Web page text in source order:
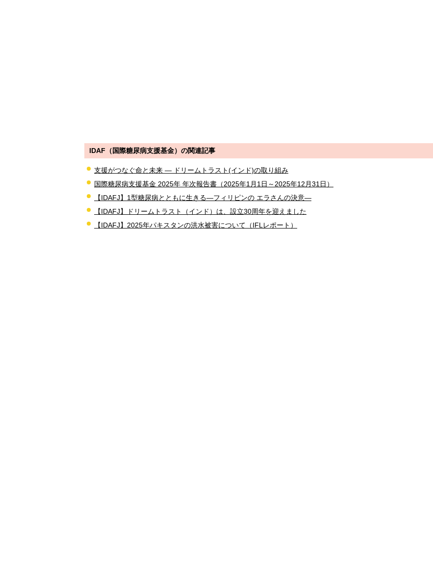
IDAF（国際糖尿病支援基金）の関連記事
支援がつなぐ命と未来 ― ドリームトラスト(インド)の取り組み
国際糖尿病支援基金 2025年 年次報告書（2025年1月1日～2025年12月31日）
【IDAFJ】1型糖尿病とともに生きる―フィリピンの エラさんの決意―
【IDAFJ】ドリームトラスト（インド）は、設立30周年を迎えました
【IDAFJ】2025年パキスタンの洪水被害について（IFLレポート）